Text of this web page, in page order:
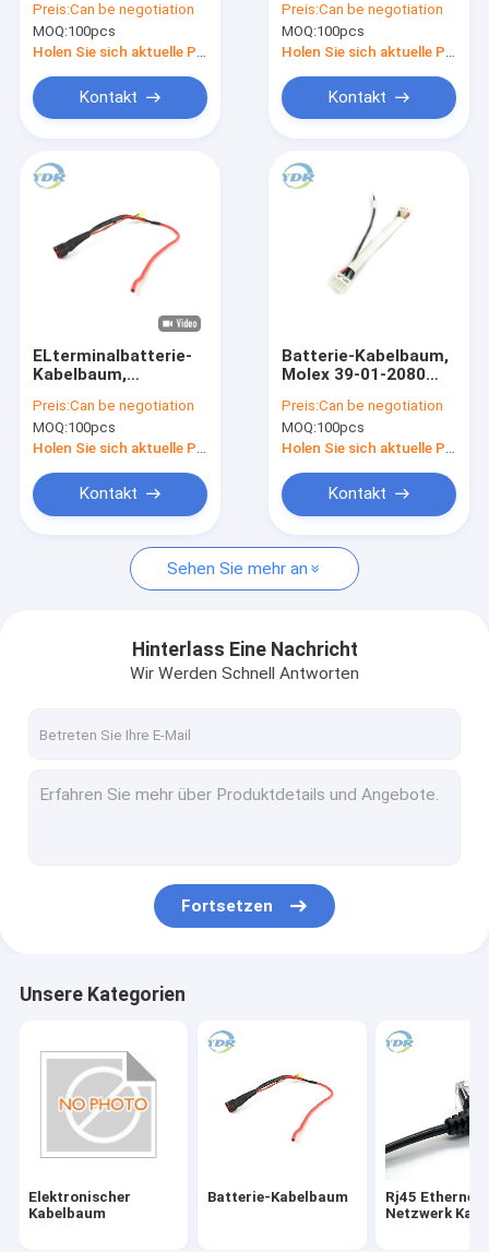
Über uns
Fabrik-Ausflug
Elektronischer Kabelbaum
Batterie-Kabelbaum
LVDS-Anzeigen-Kabel
DC-Stromadapter-Kabel
Schalter-und Ausgang-Verdrahtung
Elektrischer Jumper Wire
Kabelbaum-Verbindungsstücke
Stromkreis-Leiterplatten-Verbinder
Batterieverbinder-Behälter-Stecker
kundengerecht
Preis:Can be negotiation
MOQ:100pcs
Holen Sie sich aktuelle Preis
Kontakt
des Kabelbaum-
FDD1.25-110 des
Kabel-KF2EDGKN
Preis:Can be negotiation
MOQ:100pcs
Holen Sie sich aktuelle Preis
Kontakt
ELterminalbatterie-
Kabelbaum,
Leitungen UL1007
18AWG
Preis:Can be negotiation
MOQ:100pcs
Holen Sie sich aktuelle Preis
Kontakt
Batterie-Kabelbaum,
Molex 39-01-2080
elektrisches am
Endedrahtseil
Preis:Can be negotiation
MOQ:100pcs
Holen Sie sich aktuelle Preis
Kontakt
Sehen Sie mehr an
Hinterlass Eine Nachricht
Wir Werden Schnell Antworten
Fortsetzen
Unsere Kategorien
Elektronischer
Kabelbaum
Batterie-Kabelbaum
Rj45 Ethernet-
Netzwerk